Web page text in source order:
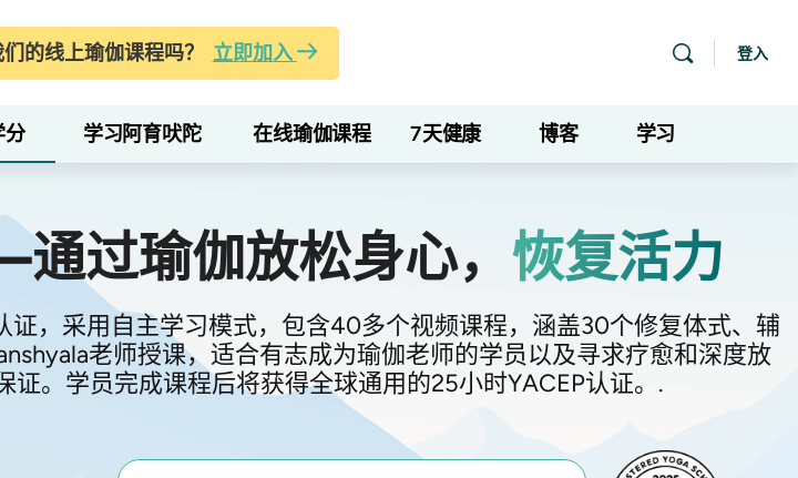
的线上瑜伽课程吗？ 立即加入 登入
分 学习阿育吠陀 在线瑜伽课程 7天健康 博客 学习
过瑜伽放松身心， 恢复活力
，采用自主学习模式，包含40多个视频课程，涵盖30个修复体式、辅
老师授课，适合有志成为瑜伽老师的学员以及寻求疗愈和深度放
。学员完成课程后将获得全球通用的25小时YACEP认证。.